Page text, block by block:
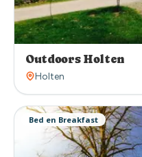
Outdoors Holten
Holten
Bed en Breakfast